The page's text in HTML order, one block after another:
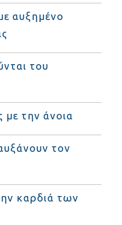
αυξημένο
του
με την άνοια
τον
καρδιά των